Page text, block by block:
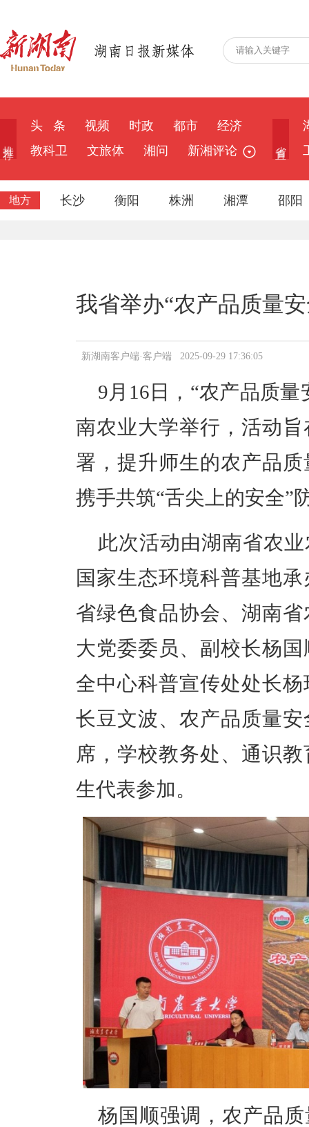
头 条 视频 时政 都市
经济
教科卫
文旅体 湘问 新湘评论
地方 长沙 衡阳 株洲 湘潭 邵阳
我省举办“农产品质量
新湖南客户端·客户端 2025-09-29 17:36:05
9月16日，“农产品质
南农业大学举行，活动
署，提升师生的农产品
携手共筑“舌尖上的安全”
此次活动由湖南省农
国家生态环境科普基地
省绿色食品协会、湖南
大党委委员、副校长杨
全中心科普宣传处处长
长豆文波、农产品质量
席，学校教务处、通识
生代表参加。
杨国顺强调，农产品